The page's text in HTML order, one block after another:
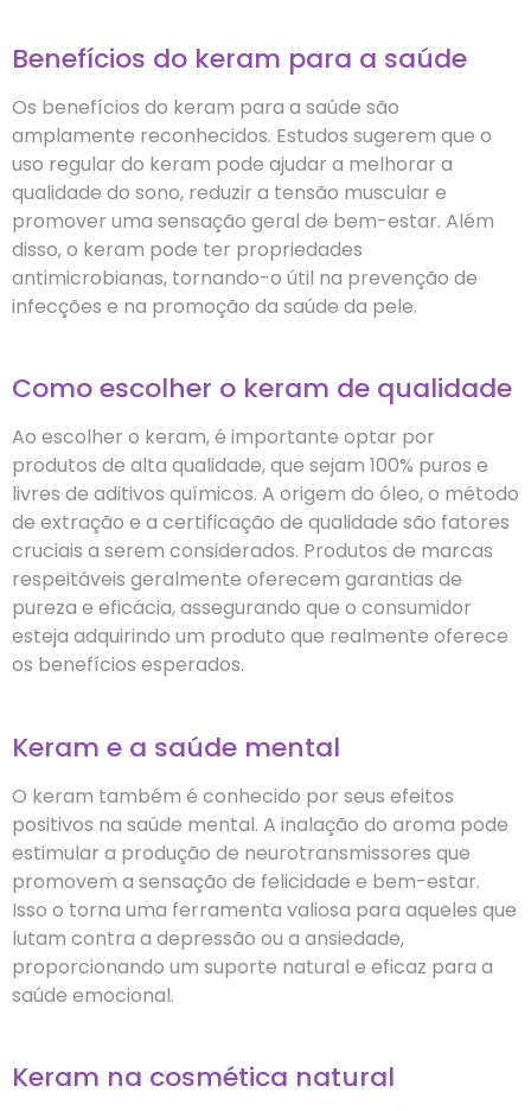
Benefícios do keram para a saúde
Os benefícios do keram para a saúde são
amplamente reconhecidos. Estudos sugerem que o
uso regular do keram pode ajudar a melhorar a
qualidade do sono, reduzir a tensão muscular e
promover uma sensação geral de bem-estar. Além
disso, o keram pode ter propriedades
antimicrobianas, tornando-o útil na prevenção de
infecções e na promoção da saúde da pele.
Como escolher o keram de qualidade
Ao escolher o keram, é importante optar por
produtos de alta qualidade, que sejam 100% puros e
livres de aditivos químicos. A origem do óleo, o método
de extração e a certificação de qualidade são fatores
cruciais a serem considerados. Produtos de marcas
respeitáveis geralmente oferecem garantias de
pureza e eficácia, assegurando que o consumidor
esteja adquirindo um produto que realmente oferece
os benefícios esperados.
Keram e a saúde mental
O keram também é conhecido por seus efeitos
positivos na saúde mental. A inalação do aroma pode
estimular a produção de neurotransmissores que
promovem a sensação de felicidade e bem-estar.
Isso o torna uma ferramenta valiosa para aqueles que
lutam contra a depressão ou a ansiedade,
proporcionando um suporte natural e eficaz para a
saúde emocional.
Keram na cosmética natural